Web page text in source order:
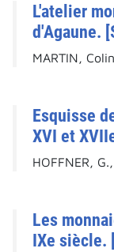
L'atelier
d'Agaune.
MARTIN,
Esquisse
XVI et
HOFFNER,
Les
IXe siècle.